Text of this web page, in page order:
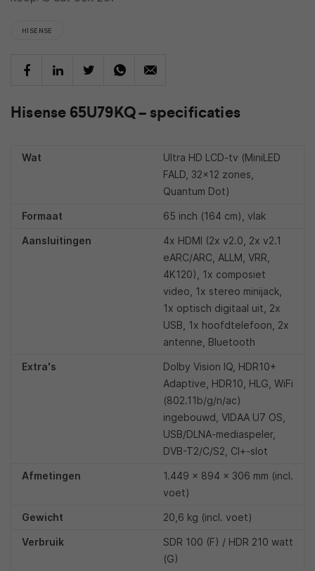
HISENSE
Hisense 65U79KQ – specificaties
Wat
Ultra HD LCD-tv (MiniLED
FALD, 32x12 zones,
Quantum Dot)
Formaat 65 inch (164 cm), vlak
Aansluitingen
4x HDMI (2x v2.0, 2x v2.1
eARC/ARC, ALLM, VRR,
4K120), 1x composiet
video, 1x stereo minijack,
1x optisch digitaal uit, 2x
USB, 1x hoofdtelefoon, 2x
antenne, Bluetooth
Extra's
Dolby Vision IQ, HDR10+
Adaptive, HDR10, HLG, WiFi
(802.11b/g/n/ac)
ingebouwd, VIDAA U7 OS,
USB/DLNA-mediaspeler,
DVB-T2/C/S2, CI+-slot
Afmetingen
1.449 x 894 x 306 mm (incl.
voet)
Gewicht 20,6 kg (incl. voet)
Verbruik
SDR 100 (F) / HDR 210 watt
(G)